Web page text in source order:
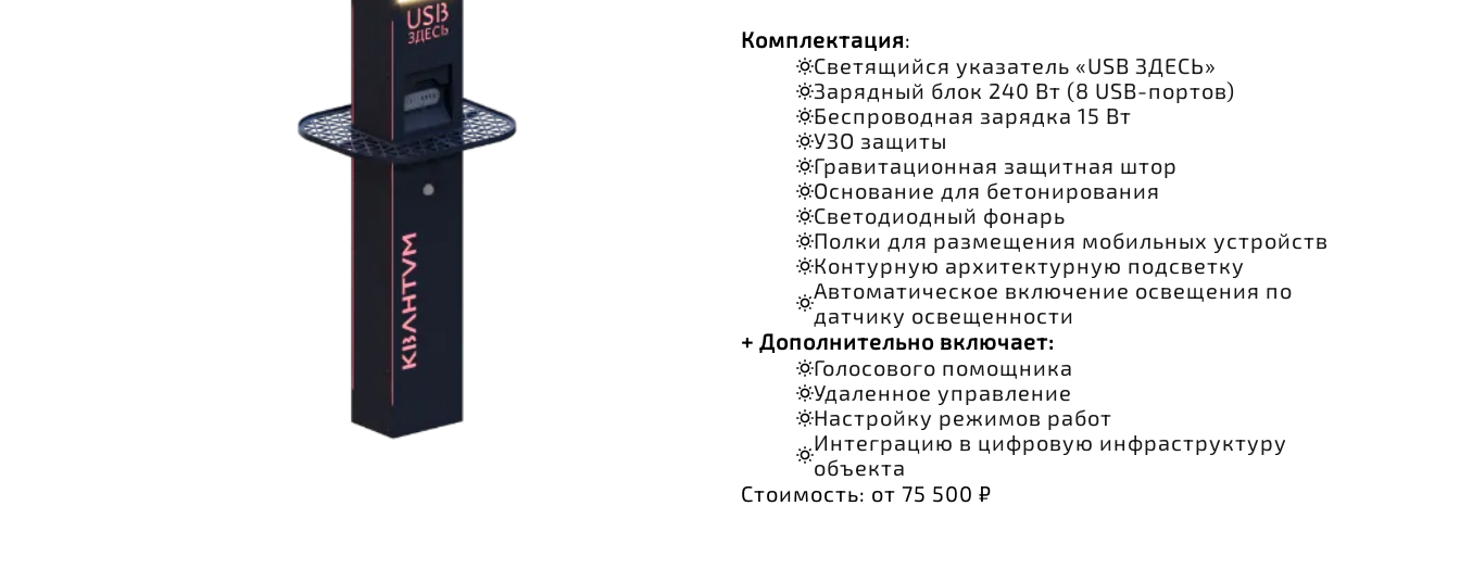
Комплектация:
Светящийся указатель «USB ЗДЕСЬ»
Зарядный блок 240 Вт (8 USB-портов)
Беспроводная зарядка 15 Вт
УЗО защиты
Гравитационная защитная штор
Основание для бетонирования
Светодиодный фонарь
Полки для размещения мобильных устройств
Контурную архитектурную подсветку
Автоматическое включение освещения по
датчику освещенности
+ Дополнительно включает:
Голосового помощника
Удаленное управление
Настройку режимов работ
Интеграцию в цифровую инфраструктуру
объекта
Стоимость: от 75 500 ₽